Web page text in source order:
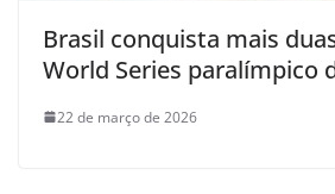
Brasil conquista mais
World Series paralímpico
22 de março de 2026